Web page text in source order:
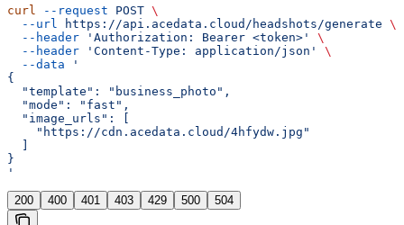
curl --request POST \
  --url
https://api.acedata.cloud/headshots/generate \
  --header
'Authorization: Bearer <token>'
\
  --header
'Content-Type: application/json'
\
  --data
'
{
  "template": "business_photo",
  "mode": "fast",
  "image_urls": [
    "https://cdn.acedata.cloud/4hfydw.jpg"
}
'
200 400 401 403 429 500 504